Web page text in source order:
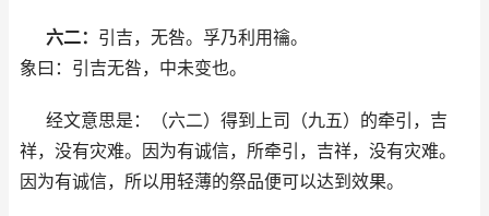
六二： 引吉，无咎。孚乃利用禴。
象曰：引吉无咎，中未变也。
经文意思是：（六二）得到上司（九五）的牵引，吉
祥，没有灾难。因为有诚信，所牵引，吉祥，没有灾难。
因为有诚信，所以用轻薄的祭品便可以达到效果。